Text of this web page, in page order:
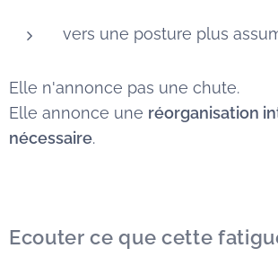
vers une posture plus
Elle n'annonce pas une chute.
Elle annonce une réorganisation
nécessaire.
Ecouter ce que cette